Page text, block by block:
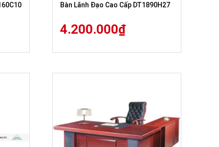
Bàn Lãnh Đạo Cao Cấp DT1890H27
4.200.000₫